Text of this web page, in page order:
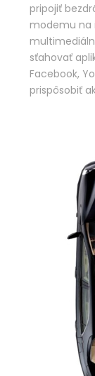
pripojiť
modemu na
sťahovať
Facebook,
prispôsobiť